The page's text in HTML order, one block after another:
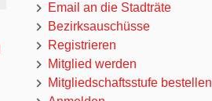
Email an die Stadträte
Bezirksauschüsse
Registrieren
Mitglied werden
Mitgliedschaftsstufe bestellen